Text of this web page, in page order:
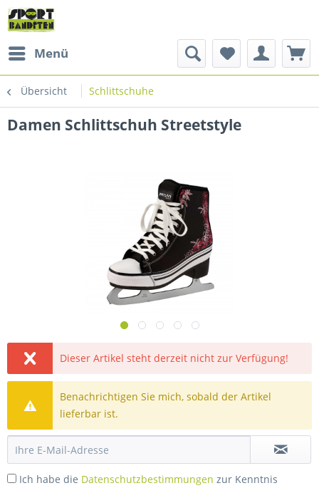
Menü
Übersicht Schlittschuhe
Damen Schlittschuh Streetstyle
Dieser Artikel steht derzeit nicht zur Verfügung!
Benachrichtigen Sie mich, sobald der Artikel
lieferbar ist.
Ich habe die Datenschutzbestimmungen zur Kenntnis